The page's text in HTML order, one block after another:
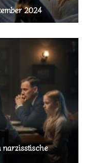
2024
narzisstische